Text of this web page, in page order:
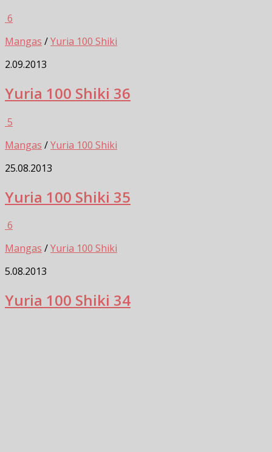
6
Mangas /Yuria 100 Shiki
2.09.2013
Yuria 100 Shiki 36
5
Mangas /Yuria 100 Shiki
25.08.2013
Yuria 100 Shiki 35
6
Mangas /Yuria 100 Shiki
5.08.2013
Yuria 100 Shiki 34